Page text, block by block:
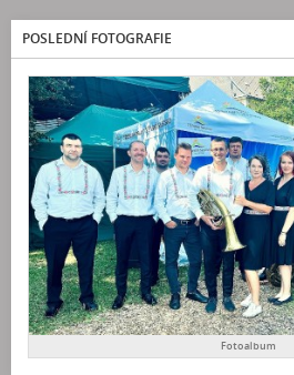
POSLEDNÍ FOTOGRAFIE
Fotoalbum